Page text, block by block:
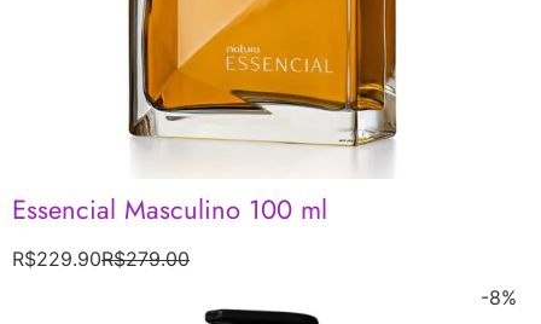
Essencial Masculino 100 ml
R$279.00
R$229.90
-8%